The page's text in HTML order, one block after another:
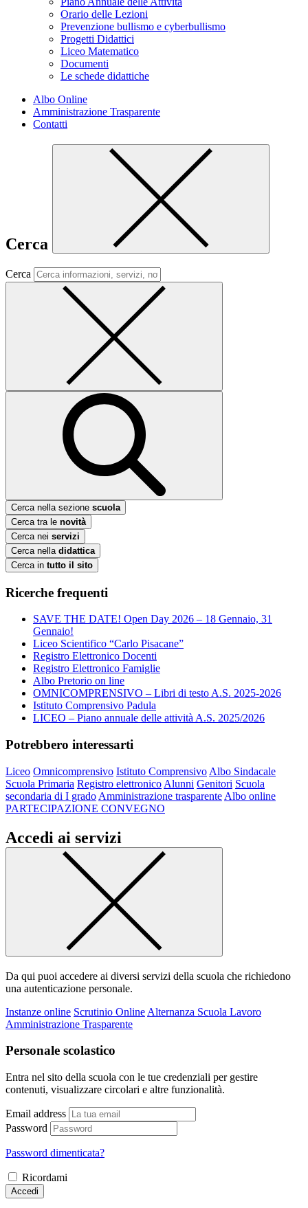
Orario delle Lezioni
Prevenzione bullismo e cyberbullismo
Progetti Didattici
Liceo Matematico
Documenti
Le schede didattiche
Albo Online
Amministrazione Trasparente
Contatti
Cerca
Cerca
Cerca nella sezione scuola
Cerca tra le novità
Cerca nei servizi
Cerca nella didattica
Cerca in tutto il sito
Ricerche frequenti
SAVE THE DATE! Open Day 2026 – 18 Gennaio, 31
Gennaio!
Liceo Scientifico “Carlo Pisacane”
Registro Elettronico Docenti
Registro Elettronico Famiglie
Albo Pretorio on line
OMNICOMPRENSIVO – Libri di testo A.S. 2025-2026
Istituto Comprensivo Padula
LICEO – Piano annuale delle attività A.S. 2025/2026
Potrebbero interessarti
Liceo Omnicomprensivo Istituto Comprensivo Albo Sindacale
Scuola Primaria Registro elettronico Alunni Genitori Scuola
secondaria di I grado Amministrazione trasparente Albo online
PARTECIPAZIONE CONVEGNO
Accedi ai servizi
Da qui puoi accedere ai diversi servizi della scuola che richiedono
una autenticazione personale.
Instanze online Scrutinio Online Alternanza Scuola Lavoro
Amministrazione Trasparente
Personale scolastico
Entra nel sito della scuola con le tue credenziali per gestire
contenuti, visualizzare circolari e altre funzionalità.
Email address
Password
Password dimenticata?
Ricordami
Accedi